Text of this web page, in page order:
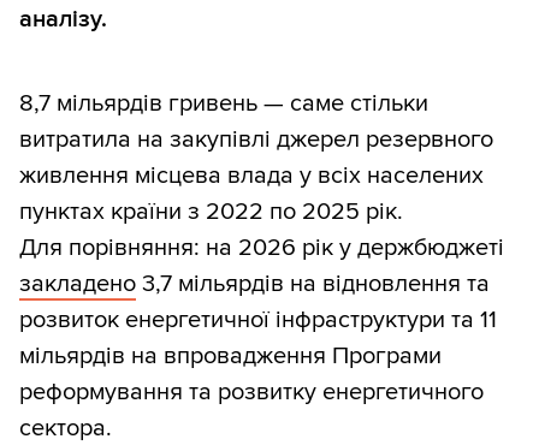
аналізу.
8,7 мільярдів гривень — саме стільки
витратила на закупівлі джерел резервного
живлення місцева влада у всіх населених
пунктах країни з 2022 по 2025 рік.
Для порівняння: на 2026 рік у держбюджеті
закладено 3,7 мільярдів на відновлення та
розвиток енергетичної інфраструктури та 11
мільярдів на впровадження Програми
реформування та розвитку енергетичного
сектора.